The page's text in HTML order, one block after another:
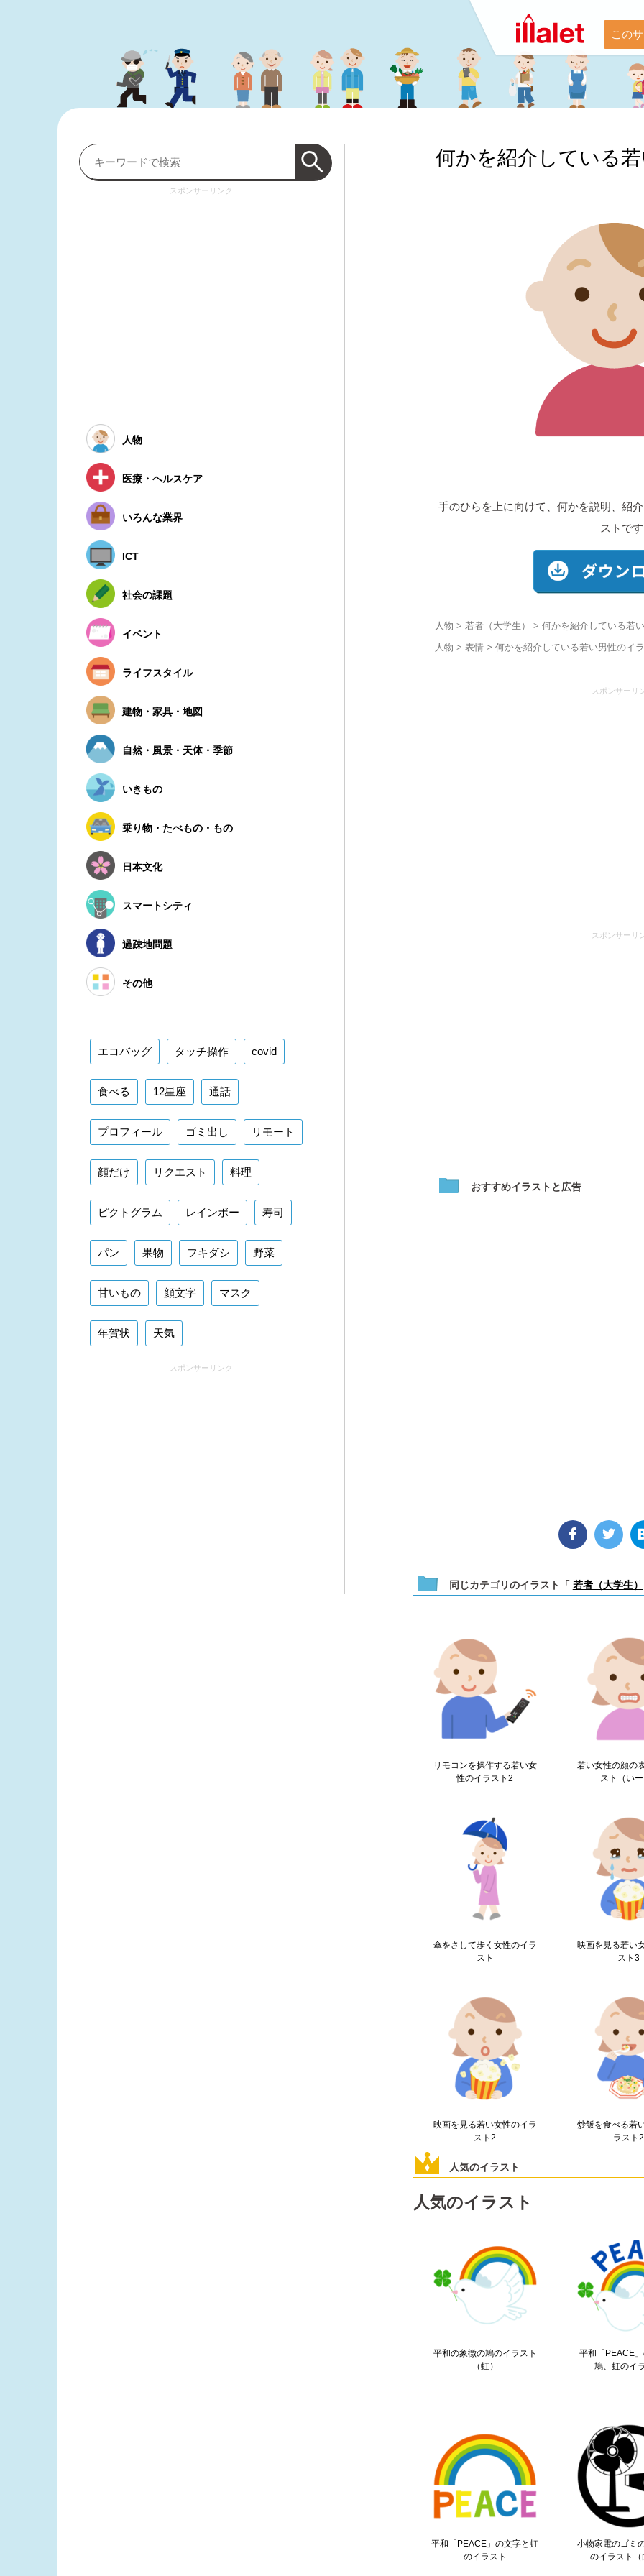
この
何かを紹介している
手のひらを上に向けて、何かを説明、紹
ストです
人物 > 若者（大学生）
> 何かを紹介している若
人物 > 表情> 何かを紹介している若い男性のイ
スポンサーリ
スポンサーリ
おすすめイラストと広告
同じカテゴリのイラスト「 若者（大学生）
リモコンを操作する若い女
性のイラスト2
若い女性の顔の
スト（い
傘をさして歩く女性のイラ
スト
映画を見る若い
スト3
映画を見る若い女性のイラ
スト2
炒飯を食べる若
ラスト2
人気のイラスト
人気のイラスト
平和の象徴の鳩のイラスト
（虹）
平和「PEACE
鳩、虹のイ
平和「PEACE」の文字と虹
のイラスト
小物家電のゴミ
のイラスト（
スポンサーリンク
人物
医療・ヘルスケア
いろんな業界
ICT
社会の課題
イベント
ライフスタイル
建物・家具・地図
自然・風景・天体・季節
いきもの
乗り物・たべもの・もの
日本文化
スマートシティ
過疎地問題
その他
エコバッグ タッチ操作 covid
食べる 12星座 通話
プロフィール ゴミ出し リモート
顔だけ リクエスト 料理
ピクトグラム レインボー 寿司
パン 果物 フキダシ 野菜
甘いもの 顔文字 マスク
年賀状 天気
スポンサーリンク